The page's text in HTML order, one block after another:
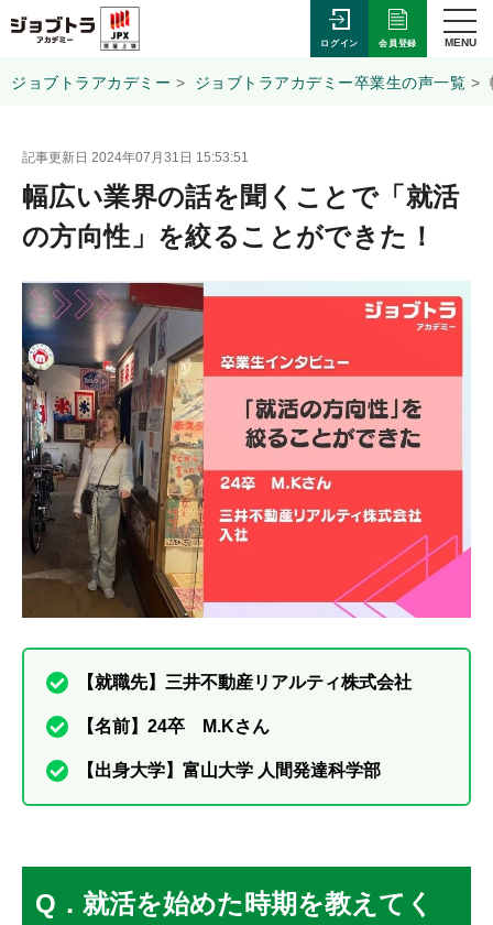
ログイン 会員登録 MENU
ジョブトラアカデミー ジョブトラアカデミー卒業生の声一覧
記事更新日 2024年07月31日 15:53:51
幅広い業界の話を聞くことで「就活
の方向性」を絞ることができた！
【就職先】三井不動産リアルティ株式会社
【名前】24卒 M.Kさん
【出身大学】富山大学 人間発達科学部
Q．就活を始めた時期を教えてく